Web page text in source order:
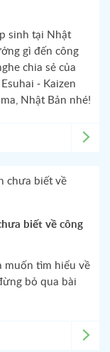
sinh tại Nhật
gì đến công
chia sẻ của
- Kaizen
Nhật Bản nhé!
biết về công
muốn tìm hiểu về
bỏ qua bài